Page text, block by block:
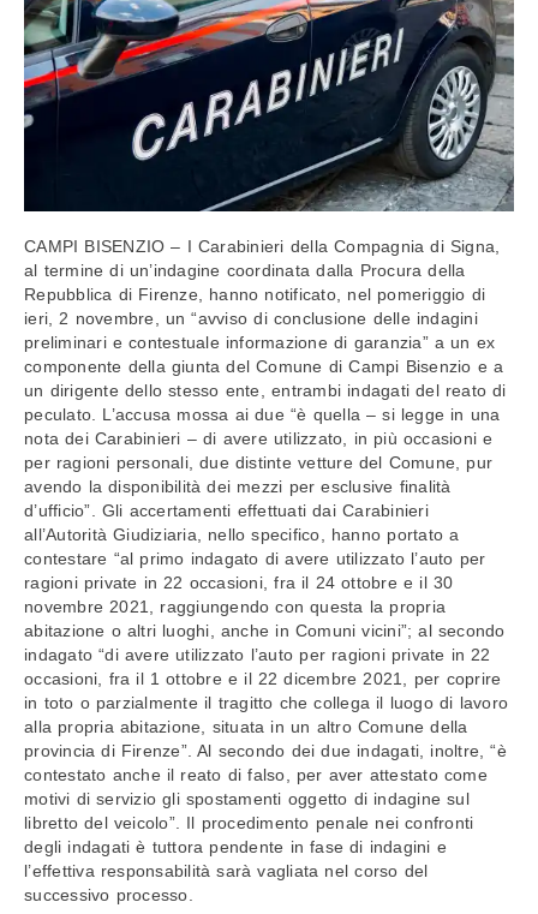
CAMPI BISENZIO – I Carabinieri della Compagnia di Signa,
al termine di un’indagine coordinata dalla Procura della
Repubblica di Firenze, hanno notificato, nel pomeriggio di
ieri, 2 novembre, un “avviso di conclusione delle indagini
preliminari e contestuale informazione di garanzia” a un ex
componente della giunta del Comune di Campi Bisenzio e a
un dirigente dello stesso ente, entrambi indagati del reato di
peculato. L’accusa mossa ai due “è quella – si legge in una
nota dei Carabinieri – di avere utilizzato, in più occasioni e
per ragioni personali, due distinte vetture del Comune, pur
avendo la disponibilità dei mezzi per esclusive finalità
d’ufficio”. Gli accertamenti effettuati dai Carabinieri
all’Autorità Giudiziaria, nello specifico, hanno portato a
contestare “al primo indagato di avere utilizzato l’auto per
ragioni private in 22 occasioni, fra il 24 ottobre e il 30
novembre 2021, raggiungendo con questa la propria
abitazione o altri luoghi, anche in Comuni vicini”; al secondo
indagato “di avere utilizzato l’auto per ragioni private in 22
occasioni, fra il 1 ottobre e il 22 dicembre 2021, per coprire
in toto o parzialmente il tragitto che collega il luogo di lavoro
alla propria abitazione, situata in un altro Comune della
provincia di Firenze”. Al secondo dei due indagati, inoltre, “è
contestato anche il reato di falso, per aver attestato come
motivi di servizio gli spostamenti oggetto di indagine sul
libretto del veicolo”. Il procedimento penale nei confronti
degli indagati è tuttora pendente in fase di indagini e
l’effettiva responsabilità sarà vagliata nel corso del
successivo processo.